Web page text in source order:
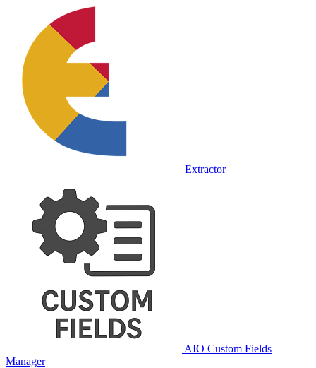
Extractor
AIO Custom Fields
Manager